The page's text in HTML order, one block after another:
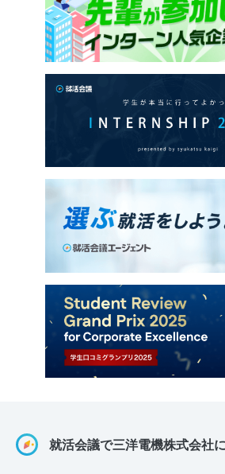
就活会議で三洋電機株式会社